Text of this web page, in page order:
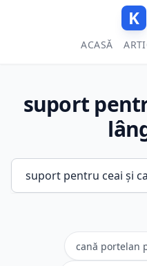
K
ACASĂ
suport
cană portelan